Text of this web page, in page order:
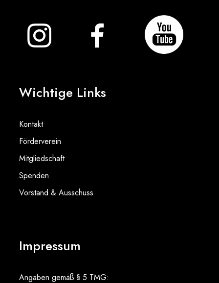
Wichtige Links
Kontakt
Förderverein
Mitgliedschaft
Spenden
Vorstand & Ausschuss
Impressum
Angaben gemäß § 5 TMG: